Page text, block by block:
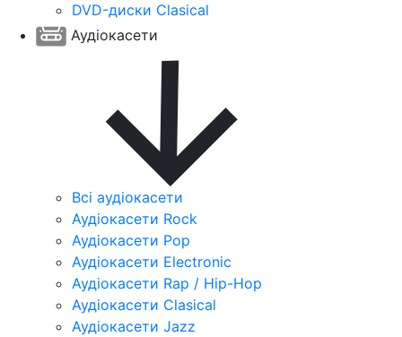
DVD-диски Clasical
Аудіокасети
Всі аудіокасети
Аудіокасети Rock
Аудіокасети Pop
Аудіокасети Electronic
Аудіокасети Rap / Hip-Hop
Аудіокасети Clasical
Аудіокасети Jazz